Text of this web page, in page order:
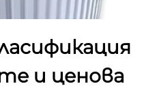
и ценова